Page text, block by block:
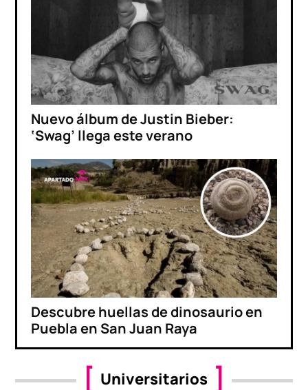
Nuevo álbum de Justin Bieber:
‘Swag’ llega este verano
Descubre huellas de dinosaurio en
Puebla en San Juan Raya
Universitarios